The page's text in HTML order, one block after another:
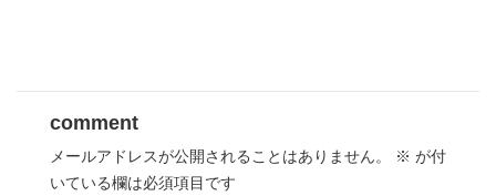
comment
メールアドレスが公開されることはありません。 ※ が付
いている欄は必須項目です